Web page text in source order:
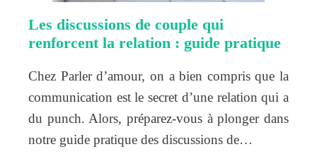
Les discussions de couple qui
renforcent la relation : guide pratique
Chez Parler d’amour, on a bien compris que la
communication est le secret d’une relation qui a
du punch. Alors, préparez-vous à plonger dans
notre guide pratique des discussions de…